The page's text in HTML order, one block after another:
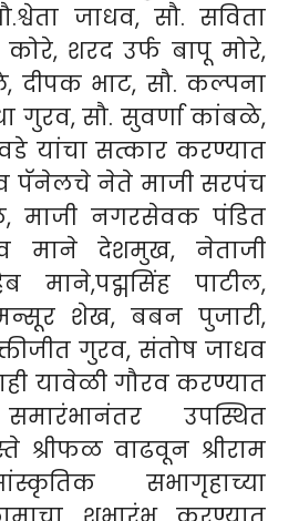
जाधव, सौ. सविता
कोरे, शरद उर्फ बापू मोरे,
दीपक भाट, सौ. कल्पना
गुरव, सौ. सुवर्णा कांबळे,
यांचा सत्कार करण्यात
पॅनेलचे नेते माजी सरपंच
माजी नगरसेवक पंडित
माने देशमुख, नेताजी
माने,पद्मसिंह पाटील,
शेख, बबन पुजारी,
गुरव, संतोष जाधव
यावेळी गौरव करण्यात
उपस्थित
श्रीफळ वाढवून श्रीराम
सभागृहाच्या